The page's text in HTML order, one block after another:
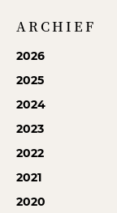
ARCHIEF
2026
2025
2024
2023
2022
2021
2020